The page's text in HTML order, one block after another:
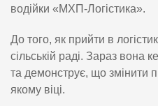
водійки «МХП-Логістика».
До того, як прийти в
сільській раді. Зараз вона
та демонструє, що змінити
якому віці.